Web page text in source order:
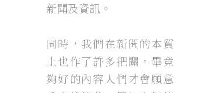
新聞及資訊。
同時，我們在新聞的本質
上也作了許多把關，畢竟
夠好的內容人們才會願意